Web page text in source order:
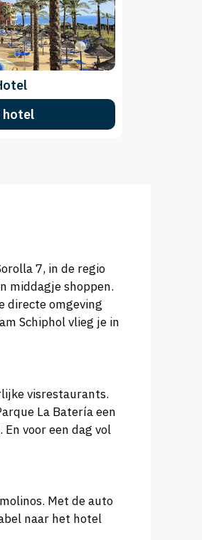
hotel
7, in de regio
middagje shoppen.
directe omgeving
Schiphol vlieg je in
visrestaurants.
La Batería een
voor een dag vol
Met de auto
naar het hotel